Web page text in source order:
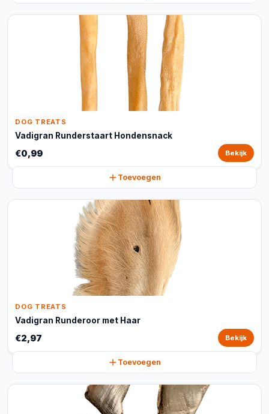
DOG TREATS
Vadigran Runderstaart Hondensnack
€0,99 Bekijk
Toevoegen
DOG TREATS
Vadigran Runderoor met Haar
€2,97 Bekijk
Toevoegen